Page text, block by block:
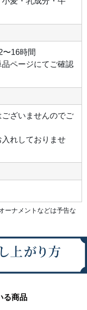
〜16時間
ページにてご確認
ざいませんのでご
れしておりませ
ーナメントなどは予告な
る商品